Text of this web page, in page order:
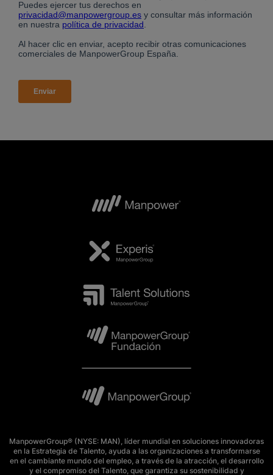
ManpowerGroup® (NYSE: MAN), líder mundial en soluciones innovadoras
en la Estrategia de Talento, ayuda a las organizaciones a transformarse
en el cambiante mundo del empleo, a través de la atracción, el desarrollo
y el compromiso del Talento, que garantiza su sostenibilidad y